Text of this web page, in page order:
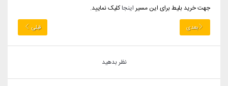
جهت خرید بلیط برای این مسیراینجاکلیک نمایید.
بعدی قبلی
نظر بدهید